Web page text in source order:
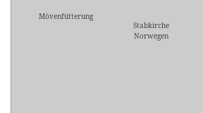
Mövenfütterung
Stabkirche
Norwegen